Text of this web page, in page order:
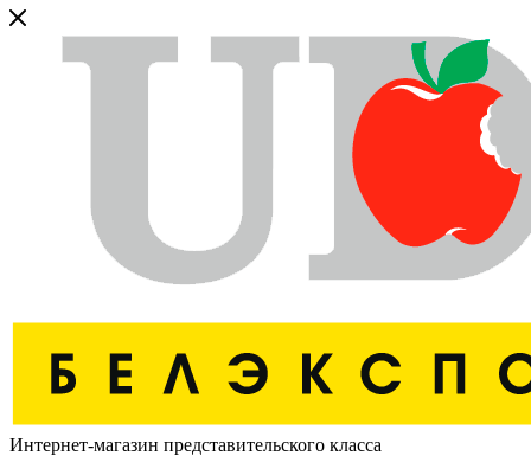
Интернет-магазин представительского класса